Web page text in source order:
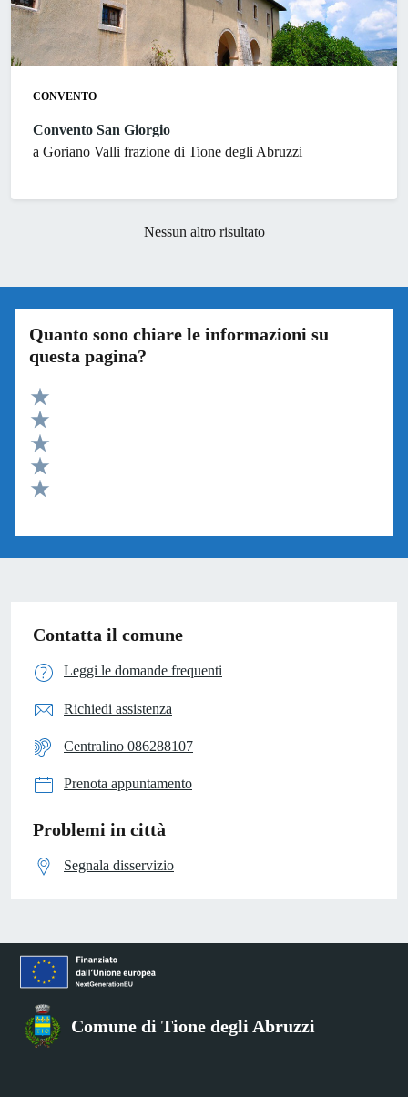
CONVENTO
Convento San Giorgio
a Goriano Valli frazione di Tione degli Abruzzi
Nessun altro risultato
Quanto sono chiare le informazioni su
questa pagina?
Valuta 5 stelle su 5
Valuta 4 stelle su 5
Valuta 3 stelle su 5
Valuta 2 stelle su 5
Contatta il comune
Leggi le domande frequenti
Richiedi assistenza
Centralino 086288107
Prenota appuntamento
Problemi in città
Segnala disservizio
Comune di Tione degli Abruzzi